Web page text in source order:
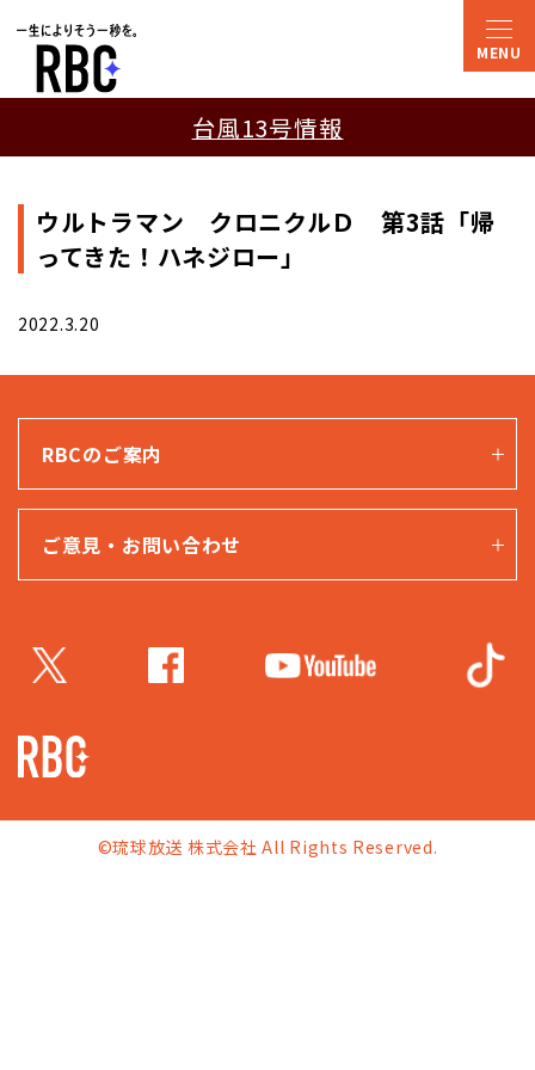
台風13号情報
ウルトラマン クロニクルＤ 第3話「帰
ってきた！ハネジロー」
2022.3.20
RBCのご案内
ご意見・お問い合わせ
©琉球放送 株式会社 All Rights Reserved.